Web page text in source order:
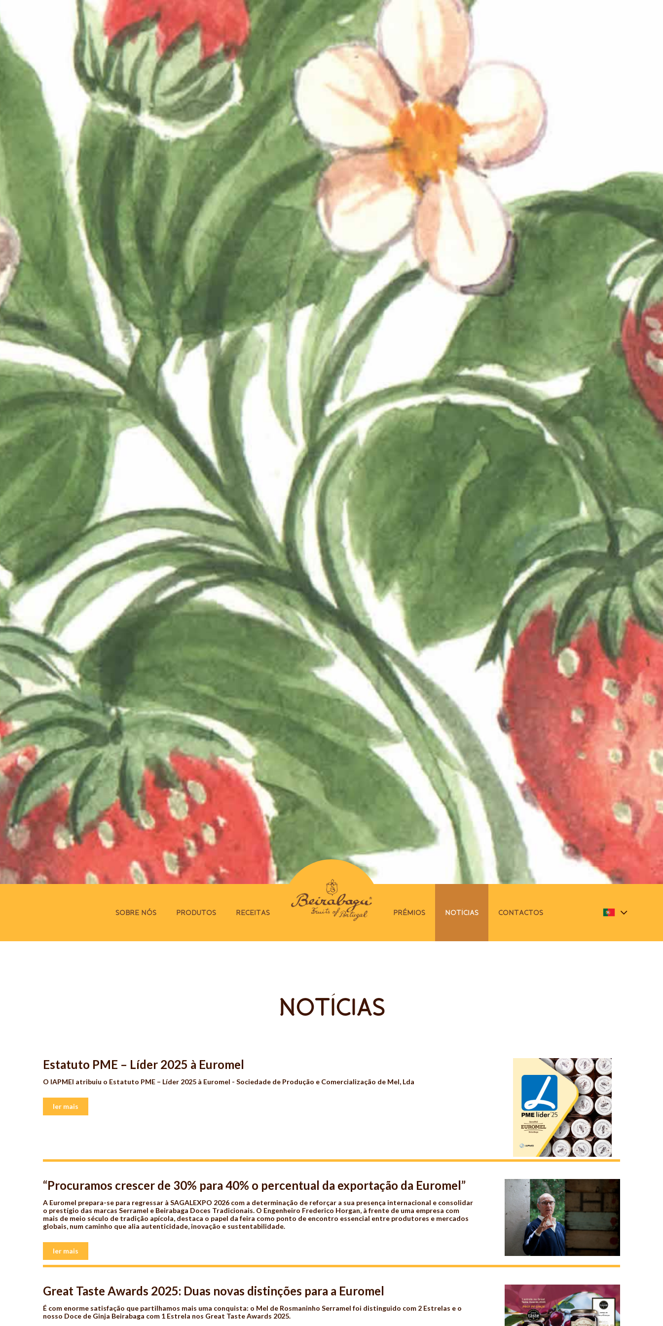
SOBRE NÓS PRODUTOS RECEITAS PRÉMIOS NOTÍCIAS CONTACTOS
NOTÍCIAS
Estatuto PME – Líder 2025 à Euromel
O IAPMEI atribuiu o Estatuto PME – Líder 2025 à Euromel - Sociedade de Produção e Comercialização de Mel, Lda
ler mais
“Procuramos crescer de 30% para 40% o percentual da exportação da Euromel”
A Euromel prepara-se para regressar à SAGALEXPO 2026 com a determinação de reforçar a sua presença internacional e consolidar
o prestígio das marcas Serramel e Beirabaga Doces Tradicionais. O Engenheiro Frederico Horgan, à frente de uma empresa com
mais de meio século de tradição apícola, destaca o papel da feira como ponto de encontro essencial entre produtores e mercados
globais, num caminho que alia autenticidade, inovação e sustentabilidade.
ler mais
Great Taste Awards 2025: Duas novas distinções para a Euromel
É com enorme satisfação que partilhamos mais uma conquista: o Mel de Rosmaninho Serramel foi distinguido com 2 Estrelas e o
nosso Doce de Ginja Beirabaga com 1 Estrela nos Great Taste Awards 2025.